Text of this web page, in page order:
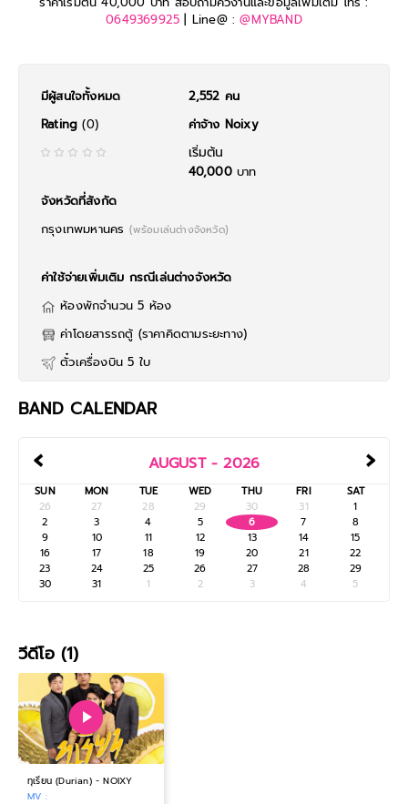
0649369925 | Line@ :@MYBAND
มีผู้สนใจทั้งหมด
2,552 คน
Rating (0) ค่าจ้าง Noixy
เริ่มต้น
40,000บาท
จังหวัดที่สังกัด
กรุงเทพมหานคร (พร้อมเล่นต่างจังหวัด)
ค่าใช้จ่ายเพิ่มเติม กรณีเล่นต่างจังหวัด
ห้องพักจำนวน 5 ห้อง
ค่าโดยสารรถตู้ (ราคาคิดตามระยะทาง)
ตั๋วเครื่องบิน 5 ใบ
BAND CALENDAR
‹ ›
AUGUST - 2026
SUN MON TUE WED THU FRI
SAT
26
27 28 29 30 31
1
2
3 4 5 6 7
8
9
10 11 12 13 14
15
16
17 18 19 20 21
22
23
24 25 26 27 28
29
30
31 1 2 3 4 5
วีดีโอ (1)
ทุเรียน (Durian) - NOIXY
MV :